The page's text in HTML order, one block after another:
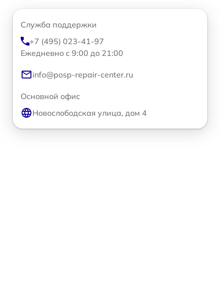
Служба поддержки
+7 (495) 023-41-97
Ежедневно с 9:00 до 21:00
info@posp-repair-center.ru
Основной офис
Новослободская улица, дом 4